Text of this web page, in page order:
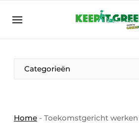
ENG FR
Categorieën
Home - Toekomstgericht